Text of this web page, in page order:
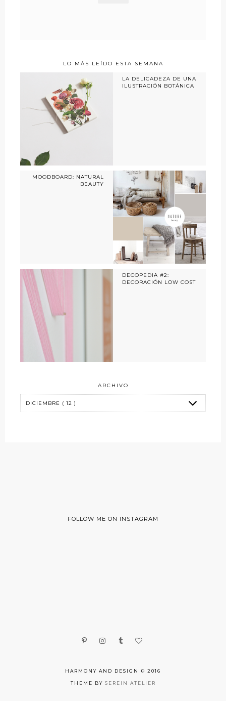
LO MÁS LEÍDO ESTA SEMANA
LA DELICADEZA DE UNA
ILUSTRACIÓN BOTÁNICA
MOODBOARD: NATURAL
BEAUTY
DECOPEDIA #2:
DECORACIÓN LOW COST
ARCHIVO
FOLLOW ME ON INSTAGRAM
HARMONY AND DESIGN © 2016
THEME BY SEREIN ATELIER